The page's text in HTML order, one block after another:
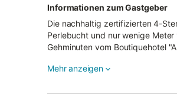
Informationen zum Gastgeber
Die nachhaltig zertifizierten 4-
Perlebucht und nur wenige Meter vom Weltnaturerbe
Gehminuten vom Boutiquehotel
eingerichtet. Alle verfügen über
Apartments perfekt für einen Wohlfühlurlaub am Meer. Die
Mehr anzeigen